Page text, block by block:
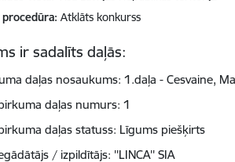
Atklāts konkurss
ir sadalīts daļās:
daļas nosaukums: 1.daļa - Cesvaine,
daļas numurs: 1
daļas statuss: Līgums piešķirts
/ izpildītājs: ''LINCA'' SIA